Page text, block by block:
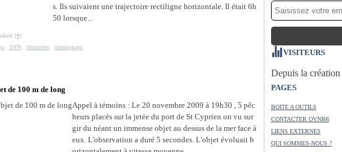
s. Ils suivaient une trajectoire rectiligne horizontale. Il était 6h
50 lorsque...
[#]
, 2009, décembre, témoignage
de 100 m de long
Appel à témoins : Le 20 novembre 2009 à 19h30 , 5 pêc
heurs placés sur la jetée du port de St Cyprien on vu sur
gir du néant un immense objet au dessus de la mer face à
eux. L'observation a duré 5 secondes. L'objet évoluait h
VISITEURS
Depuis la création
PAGES
BOITE A OUTILS
CONTACTER OVNI66
LIENS EXTERNES
QUI SOMMES-NOUS ?